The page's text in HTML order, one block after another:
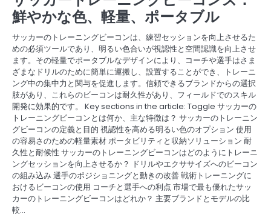
鮮やかな色、軽量、ポータブル
サッカーのトレーニングビーコンは、練習セッションを向上させるた
めの必須ツールであり、明るい色合いが視認性と空間認識を向上させ
ます。その軽量でポータブルなデザインにより、コーチや選手はさま
ざまなドリルのために簡単に運搬し、設置することができ、トレーニ
ング中の集中力と関与を促進します。信頼できるブランドからの選択
肢があり、これらのビーコンは耐久性があり、フィールドでのスキル
開発に効果的です。 Key sections in the article: Toggle サッカーの
トレーニングビーコンとは何か、主な特徴は？ サッカーのトレーニン
グビーコンの定義と目的 視認性を高める明るい色のオプション 使用
の容易さのための軽量素材 ポータビリティと収納ソリューション 耐
久性と耐候性 サッカーのトレーニングビーコンはどのようにトレーニ
ングセッションを向上させるか？ ドリルやエクササイズへのビーコン
の組み込み 選手のポジショニングと動きの改善 戦術トレーニングに
おけるビーコンの使用 コーチと選手への利点 市場で最も優れたサッ
カーのトレーニングビーコンはどれか？ 主要ブランドとモデルの比
較…